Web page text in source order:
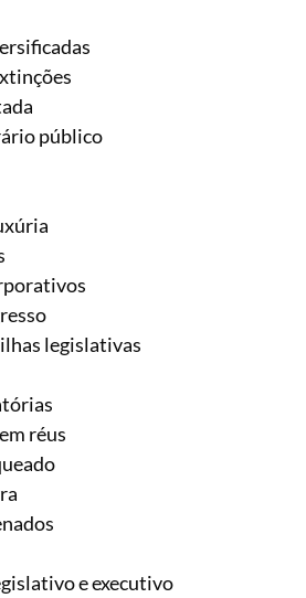
público
legislativas
réus
e executivo